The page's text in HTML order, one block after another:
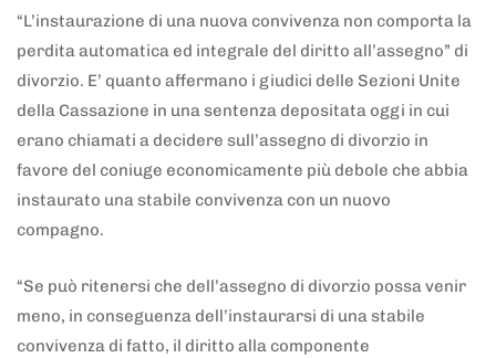
“L’instaurazione di una nuova convivenza non comporta la
perdita automatica ed integrale del diritto all’assegno” di
divorzio. E’ quanto affermano i giudici delle Sezioni Unite
della Cassazione in una sentenza depositata oggi in cui
erano chiamati a decidere sull’assegno di divorzio in
favore del coniuge economicamente più debole che abbia
instaurato una stabile convivenza con un nuovo
compagno.
“Se può ritenersi che dell’assegno di divorzio possa venir
meno, in conseguenza dell’instaurarsi di una stabile
convivenza di fatto, il diritto alla componente